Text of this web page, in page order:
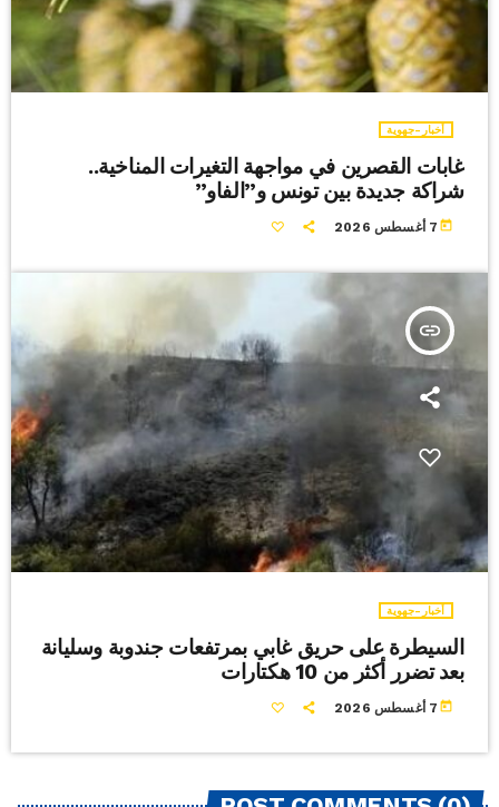
أخبار-جهوية
غابات القصرين في مواجهة التغيرات المناخية..
شراكة جديدة بين تونس و”الفاو”
today 7 أغسطس 2026
insert_link
أخبار-جهوية
السيطرة على حريق غابي بمرتفعات جندوبة وسليانة
بعد تضرر أكثر من 10 هكتارات
today 7 أغسطس 2026